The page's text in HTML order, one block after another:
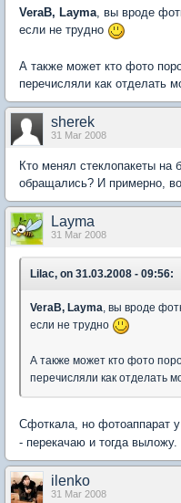
VeraB, Layma, вы вроде
если не трудно
А также может кто фото
перечисляли как отделать
sherek
31 Mar 2008
Кто менял стеклопакеты
обращались? И примерно,
Layma
31 Mar 2008
Lilac, on 31.03.2008 - 09:56:
VeraB, Layma , вы вроде
если не трудно
А также может кто фото
перечисляли как отделать
Сфоткала, но фотоаппарат
- перекачаю и тогда выложу.
ilenko
31 Mar 2008